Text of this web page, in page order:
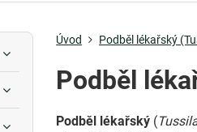
Úvod Podběl lékařský
Podběl
Podběl lékařský (